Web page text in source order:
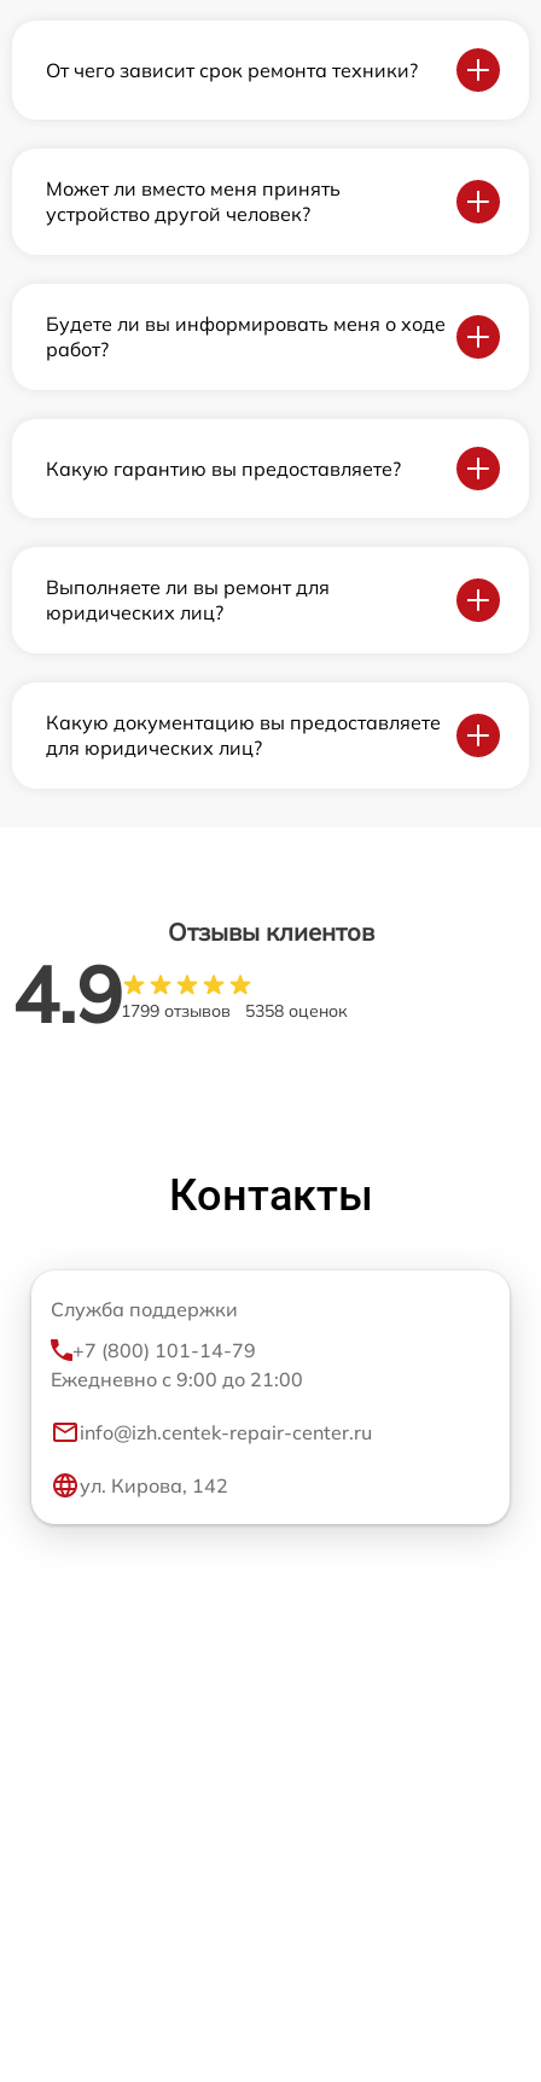
От чего зависит срок ремонта техники?
Может ли вместо меня принять
устройство другой человек?
Будете ли вы информировать меня о ходе
работ?
Какую гарантию вы предоставляете?
Выполняете ли вы ремонт для
юридических лиц?
Какую документацию вы предоставляете
для юридических лиц?
Отзывы клиентов
4.91799 отзывов 5358 оценок
Контакты
Служба поддержки
+7 (800) 101-14-79
Ежедневно с 9:00 до 21:00
info@izh.centek-repair-center.ru
ул. Кирова, 142